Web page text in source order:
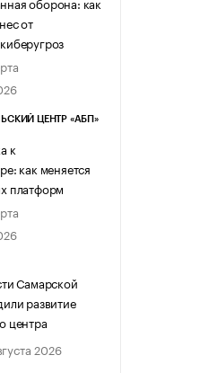
от
ЦЕНТР «АБП»
к
как меняется
платформ
Самарской
развитие
центра
2026